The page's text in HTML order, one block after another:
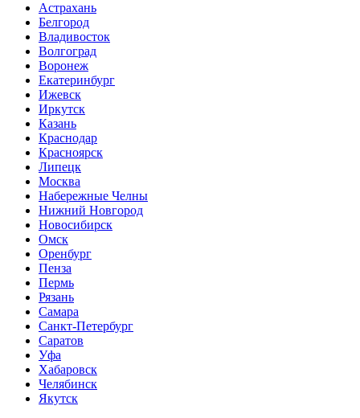
Астрахань
Белгород
Владивосток
Волгоград
Воронеж
Екатеринбург
Ижевск
Иркутск
Казань
Краснодар
Красноярск
Липецк
Москва
Набережные Челны
Нижний Новгород
Новосибирск
Омск
Оренбург
Пенза
Пермь
Рязань
Самара
Санкт-Петербург
Саратов
Уфа
Хабаровск
Челябинск
Якутск